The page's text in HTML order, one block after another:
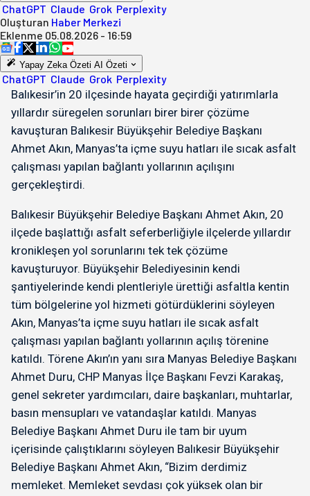
ChatGPT Claude Grok Perplexity
Oluşturan Haber Merkezi
Eklenme 05.08.2026 - 16:59
Yapay Zeka Özeti AI Özeti
ChatGPT Claude Grok Perplexity
Balıkesir’in 20 ilçesinde hayata geçirdiği yatırımlarla
yıllardır süregelen sorunları birer birer çözüme
kavuşturan Balıkesir Büyükşehir Belediye Başkanı
Ahmet Akın, Manyas’ta içme suyu hatları ile sıcak asfalt
çalışması yapılan bağlantı yollarının açılışını
gerçekleştirdi.
Balıkesir Büyükşehir Belediye Başkanı Ahmet Akın, 20
ilçede başlattığı asfalt seferberliğiyle ilçelerde yıllardır
kronikleşen yol sorunlarını tek tek çözüme
kavuşturuyor. Büyükşehir Belediyesinin kendi
şantiyelerinde kendi plentleriyle ürettiği asfaltla kentin
tüm bölgelerine yol hizmeti götürdüklerini söyleyen
Akın, Manyas’ta içme suyu hatları ile sıcak asfalt
çalışması yapılan bağlantı yollarının açılış törenine
katıldı. Törene Akın’ın yanı sıra Manyas Belediye Başkanı
Ahmet Duru, CHP Manyas İlçe Başkanı Fevzi Karakaş,
genel sekreter yardımcıları, daire başkanları, muhtarlar,
basın mensupları ve vatandaşlar katıldı. Manyas
Belediye Başkanı Ahmet Duru ile tam bir uyum
içerisinde çalıştıklarını söyleyen Balıkesir Büyükşehir
Belediye Başkanı Ahmet Akın, “Bizim derdimiz
memleket. Memleket sevdası çok yüksek olan bir